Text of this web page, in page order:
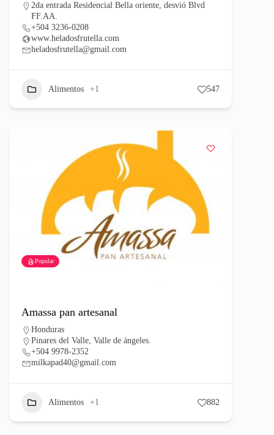
2da entrada Residencial Bella oriente, desvió Blvd
FF.AA.
+504 3236-0208
www.heladosfrutella.com
heladosfrutella@gmail.com
Alimentos +1 547
Popular
Amassa pan artesanal
Honduras
Pinares del Valle, Valle de ángeles.
+504 9978-2352
milkapad40@gmail.com
Alimentos +1 882